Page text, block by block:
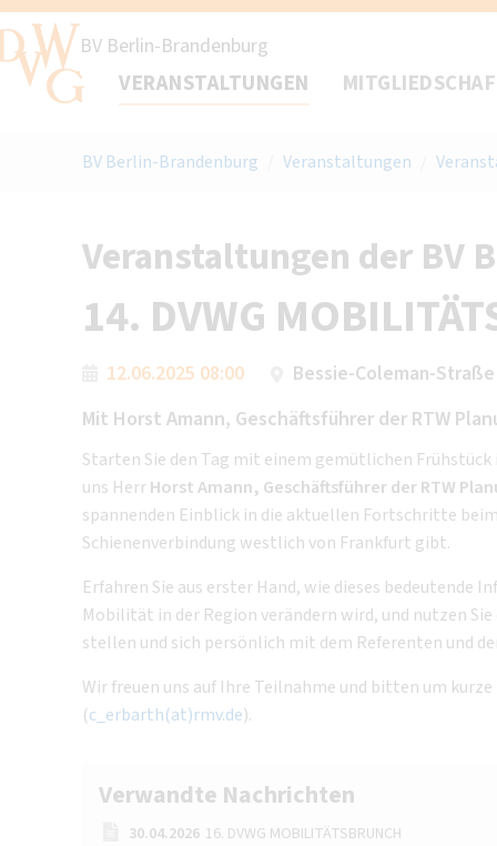
BV Berlin-Brandenburg
VERANSTALTUNGEN
BV Berlin-Brandenburg Veranstaltungen
Veranstaltungen der BV
14. DVWG
12.06.2025 08:00 Bessie-Coleman-
Mit Horst Amann, Geschäftsführer der RTW
Starten Sie den Tag mit einem gemütlichen Frühstück
uns HerrHorst Amann, Geschäftsführer der RTW
spannenden Einblick in die aktuellen Fortschritte
Schienenverbindung westlich von Frankfurt gibt.
Erfahren Sie aus erster Hand, wie dieses bedeutende
Mobilität in der Region verändern wird, und nutzen
stellen und sich persönlich mit dem Referenten und
Wir freuen uns auf Ihre Teilnahme und bitten um
(c_erbarth(at)rmv.de).
Verwandte Nachrichten
30.04.2026 16. DVWG MOBILITÄTSBRUNCH